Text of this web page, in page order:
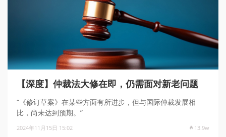
【深度】仲裁法大修在即，仍需面对新老问题
“《修订草案》在某些方面有所进步，但与国际仲裁发展相
比，尚未达到预期。”
2024年11月15日 15:02 13.9w